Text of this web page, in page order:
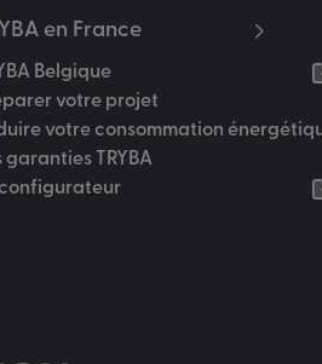
en France
Belgique
votre projet
votre consommation
garanties TRYBA
configurateur